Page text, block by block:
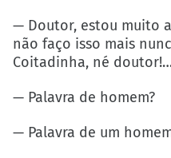
— Doutor, estou muito
não faço isso mais
Coitadinha, né
— Palavra de homem?
— Palavra de um